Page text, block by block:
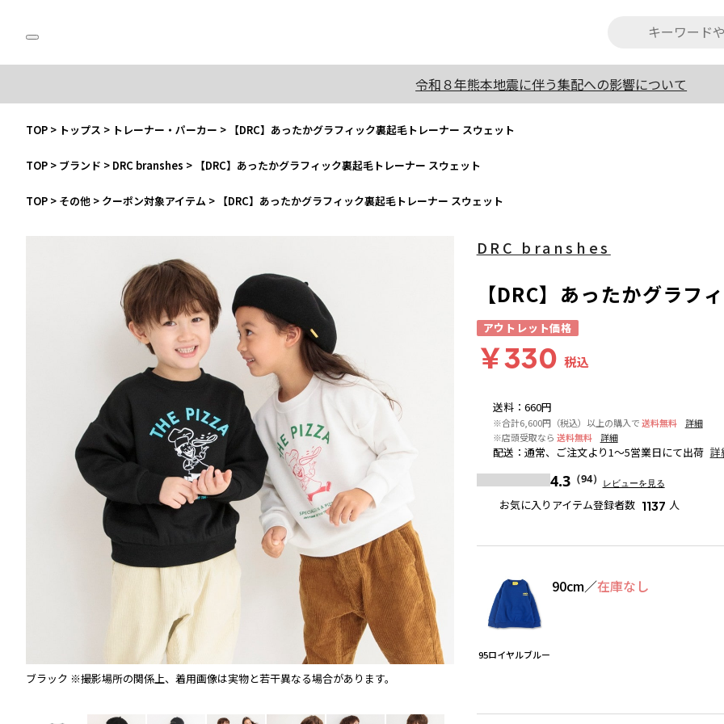
令和８年熊本地震に伴う集配への影響について
TOP > トップス > トレーナー・パーカー > 【DRC】あったかグラフィック裏起毛トレーナー スウェット
TOP > ブランド > DRC branshes > 【DRC】あったかグラフィック裏起毛トレーナー スウェット
TOP > その他 > クーポン対象アイテム > 【DRC】あったかグラフィック裏起毛トレーナー スウェット
ブラック ※撮影場所の関係上、着用画像は実物と若干異なる場合があります。
送料： 660円
※合計6,600円（税込）以上の購入で送料無料
詳細
※店頭受取なら 送料無料 詳細
配送 ： 通常、ご注文より1～5営業日にて出荷 詳
4.3（94） レビューを見る
お気に入りアイテム登録者数 1137 人
DRC branshes
【DRC】あったかグラフ
アウトレット価格
￥330 税込
95ロイヤルブルー
90cm／在庫なし